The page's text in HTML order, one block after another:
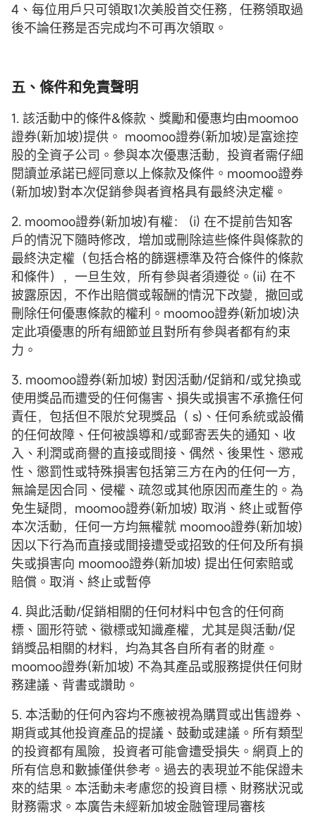
4、每位用戶只可領取1次美股首交任務，任務領取過
後不論任務是否完成均不可再次領取。
五、條件和免責聲明
1. 該活動中的條件&條款、獎勵和優惠均由moomoo
證券(新加坡)提供。 moomoo證券(新加坡)是富途控
股的全資子公司。參與本次優惠活動，投資者需仔細
閱讀並承諾已經同意以上條款及條件。moomoo證券
(新加坡)對本次促銷參與者資格具有最終決定權。
2. moomoo證券(新加坡)有權： (i) 在不提前告知客
戶的情況下隨時修改，增加或刪除這些條件與條款的
最終決定權（包括合格的篩選標準及符合條件的條款
和條件），一旦生效，所有參與者須遵從。(ii) 在不
披露原因，不作出賠償或報酬的情況下改變，撤回或
刪除任何優惠條款的權利。moomoo證券(新加坡)決
定此項優惠的所有細節並且對所有參與者都有約束
力。
3. moomoo證券(新加坡) 對因活動/促銷和/或兌換或
使用獎品而遭受的任何傷害、損失或損害不承擔任何
責任，包括但不限於兌現獎品（ s)、任何系統或設備
的任何故障、任何被誤導和/或郵寄丟失的通知、收
入、利潤或商譽的直接或間接、偶然、後果性、懲戒
性、懲罰性或特殊損害包括第三方在內的任何一方，
無論是因合同、侵權、疏忽或其他原因而產生的。為
免生疑問，moomoo證券(新加坡) 取消、終止或暫停
本次活動，任何一方均無權就 moomoo證券(新加坡)
因以下行為而直接或間接遭受或招致的任何及所有損
失或損害向 moomoo證券(新加坡) 提出任何索賠或
賠償。取消、終止或暫停
4. 與此活動/促銷相關的任何材料中包含的任何商
標、圖形符號、徽標或知識產權，尤其是與活動/促
銷獎品相關的材料，均為其各自所有者的財產。
moomoo證券(新加坡) 不為其產品或服務提供任何財
務建議、背書或讚助。
5. 本活動的任何內容均不應被視為購買或出售證券、
期貨或其他投資產品的提議、鼓動或建議。所有類型
的投資都有風險，投資者可能會遭受損失。網頁上的
所有信息和數據僅供參考。過去的表現並不能保證未
來的結果。本活動未考慮您的投資目標、財務狀況或
財務需求。本廣告未經新加坡金融管理局審核